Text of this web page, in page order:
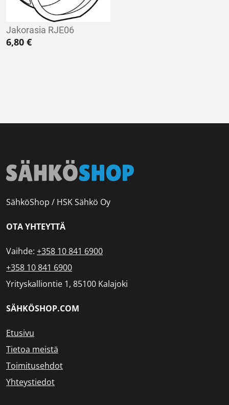
Jakorasia RJE06
6,80 €
SähköShop / HSK Sähkö Oy
OTA YHTEYTTÄ
Vaihde: +358 10 841 6900
+358 10 841 6900
Yrityskalliontie 1, 85100 Kalajoki
SÄHKÖSHOP.COM
Etusivu
Tietoa meistä
Toimitusehdot
Yhteystiedot